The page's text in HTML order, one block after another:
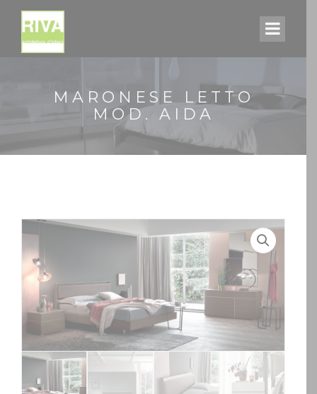
MARONESE LETTO
MOD. AIDA